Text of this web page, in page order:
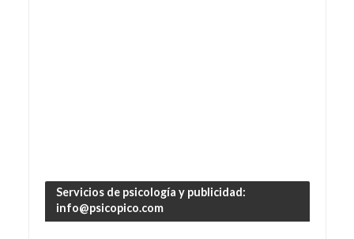
Servicios de psicología y publicidad:
info@psicopico.com